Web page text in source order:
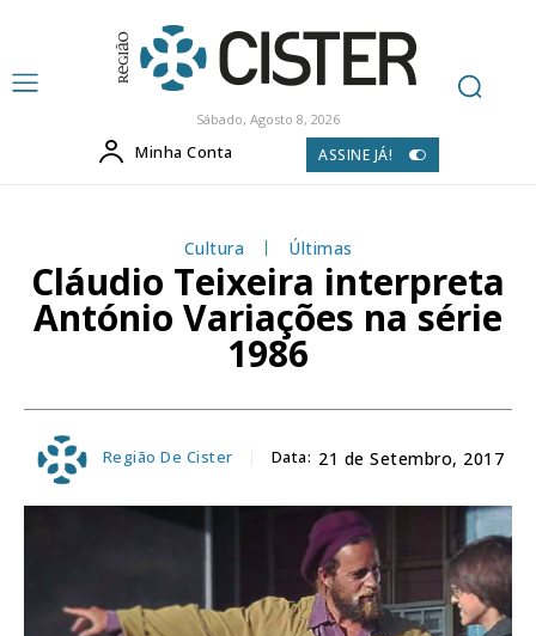
Sábado, Agosto 8, 2026
Minha Conta ASSINE JÁ!
Cultura Últimas
Cláudio Teixeira interpreta
António Variações na série
1986
Região De Cister Data: 21 de Setembro, 2017